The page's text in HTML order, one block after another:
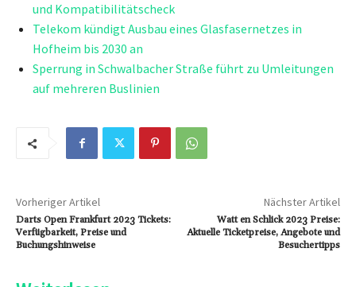
und Kompatibilitätscheck
Telekom kündigt Ausbau eines Glasfasernetzes in
Hofheim bis 2030 an
Sperrung in Schwalbacher Straße führt zu Umleitungen
auf mehreren Buslinien
Vorheriger Artikel
Darts Open Frankfurt 2023 Tickets:
Verfügbarkeit, Preise und
Buchungshinweise
Nächster Artikel
Watt en Schlick 2023 Preise:
Aktuelle Ticketpreise, Angebote und
Besuchertipps